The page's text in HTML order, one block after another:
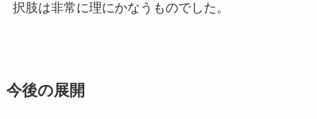
択肢は非常に理にかなうものでした。
今後の展開